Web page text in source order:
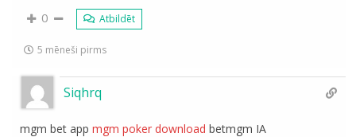
0 Atbildēt
5 mēneši pirms
Siqhrq
mgm bet appmgm poker download betmgm IA